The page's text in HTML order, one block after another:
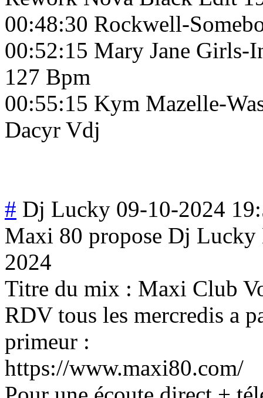
00:48:30 Rockwell-
00:52:15 Mary Jane Girls-
127 Bpm
00:55:15 Kym Mazelle-
Dacyr Vdj
# Dj Lucky 09-10-2024
Maxi 80 propose Dj
2024
Titre du mix : Maxi Club
RDV tous les mercredis a
primeur :
https://www.maxi80.com/